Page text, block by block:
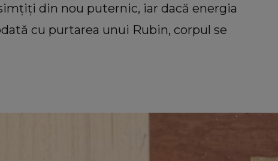
din nou puternic, iar dacă energia
cu purtarea unui Rubin, corpul se